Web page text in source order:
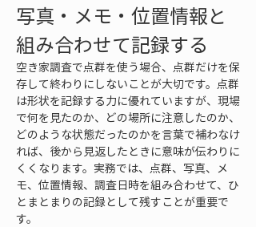
写真・メモ・位置情報と
組み合わせて記録する
空き家調査で点群を使う場合、点群だけを保
存して終わりにしないことが大切です。点群
は形状を記録する力に優れていますが、現場
で何を見たのか、どの場所に注意したのか、
どのような状態だったのかを言葉で補わなけ
れば、後から見返したときに意味が伝わりに
くくなります。実務では、点群、写真、メ
モ、位置情報、調査日時を組み合わせて、ひ
とまとまりの記録として残すことが重要で
す。